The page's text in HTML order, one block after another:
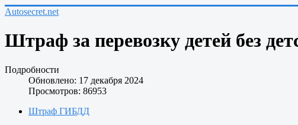
Autosecret.net
Штраф за перевозку детей без
Подробности
Обновлено: 17 декабря 2024
Просмотров: 86953
Штраф ГИБДД